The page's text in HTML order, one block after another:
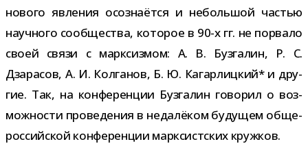
нового явле­ния осо­зна­ётся и неболь­шой частью
науч­ного сооб­ще­ства, кото­рое в 90-​х гг. не порвало
своей связи с марк­сиз­мом: А. В. Бузгалин, Р. С.
Дзарасов, А. И. Колганов, Б. Ю. Кагарлицкий* и дру­
гие. Так, на кон­фе­рен­ции Бузгалин гово­рил о воз­
мож­но­сти про­ве­де­ния в неда­лё­ком буду­щем обще­
рос­сий­ской кон­фе­рен­ции марк­сист­ских кружков.